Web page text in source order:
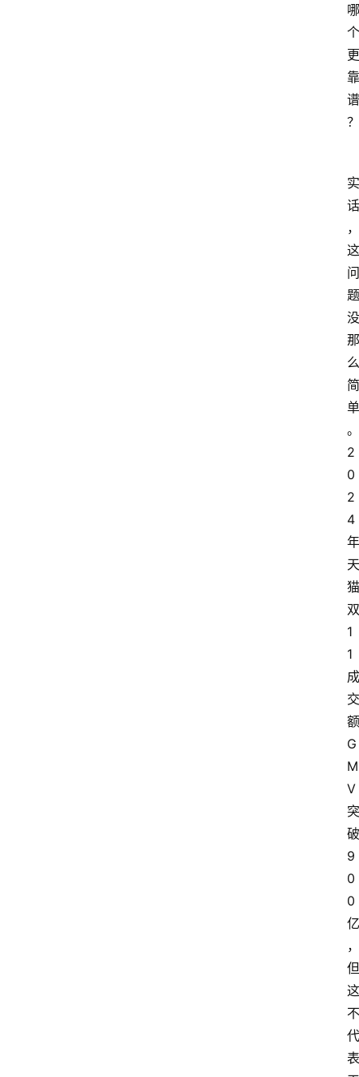
哪
个
更
靠
谱
？
实
话
，
这
问
题
没
那
么
简
单
。
2
0
2
4
年
天
猫
双
1
1
成
交
额
G
M
V
突
破
9
0
0
亿
，
但
这
不
代
表